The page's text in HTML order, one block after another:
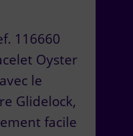
116660
Oyster
le
Glidelock,
facile